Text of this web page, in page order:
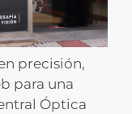
precisión,
para una
Óptica